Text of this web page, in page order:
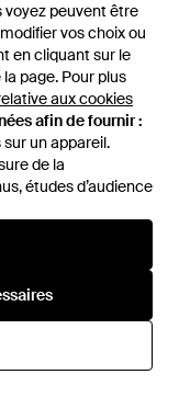
peuvent être
vos choix ou
en cliquant sur le
page. Pour plus
aux cookies
afin de fournir :
un appareil.
de la
études d’audience
peuvent être
vos choix ou
en cliquant sur le
page. Pour plus
aux cookies
afin de fournir :
un appareil.
de la
études d’audience